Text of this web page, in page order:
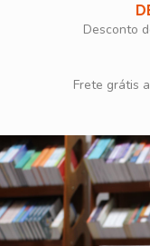
Desconto
Frete grátis